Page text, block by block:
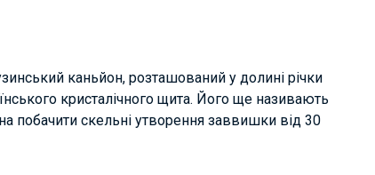
каньйон, розташований у долині річки
кристалічного щита. Його ще називають
скельні утворення заввишки від 30